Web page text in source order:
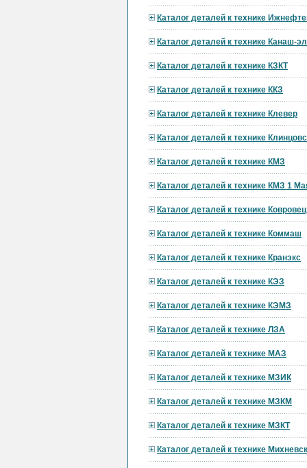
Каталог деталей к технике
Каталог деталей к технике Канаш-
Каталог деталей к технике КЗКТ
Каталог деталей к технике ККЗ
Каталог деталей к технике Клевер
Каталог деталей к технике
Каталог деталей к технике КМЗ
Каталог деталей к технике КМЗ 1
Каталог деталей к технике Ковровец
Каталог деталей к технике Коммаш
Каталог деталей к технике Кранэкс
Каталог деталей к технике КЭЗ
Каталог деталей к технике КЭМЗ
Каталог деталей к технике ЛЗА
Каталог деталей к технике МАЗ
Каталог деталей к технике МЗИК
Каталог деталей к технике МЗКМ
Каталог деталей к технике МЗКТ
Каталог деталей к технике